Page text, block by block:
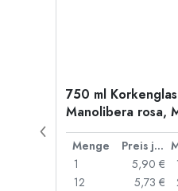
750 ml
Manolibera rosa,
Menge Preis je Stück
1
5,90 €
12
5,73 €